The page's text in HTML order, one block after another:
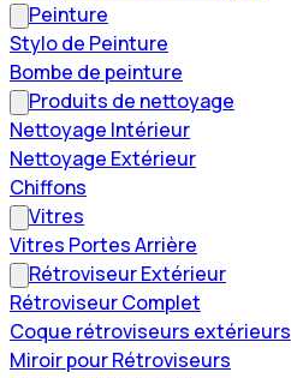
Peinture
Stylo de Peinture
Bombe de peinture
Produits de nettoyage
Nettoyage Intérieur
Nettoyage Extérieur
Chiffons
Vitres
Vitres Portes Arrière
Rétroviseur Extérieur
Rétroviseur Complet
Coque rétroviseurs extérieurs
Miroir pour Rétroviseurs